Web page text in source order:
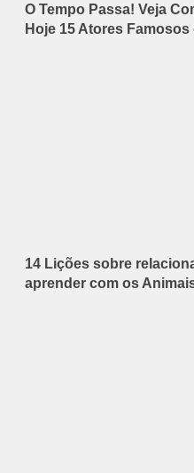
O Tempo Passa! Veja
Hoje 15 Atores
14 Lições sobre
aprender com os